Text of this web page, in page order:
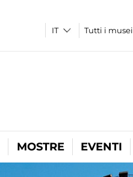
Tutti i musei
MOSTRE EVENTI